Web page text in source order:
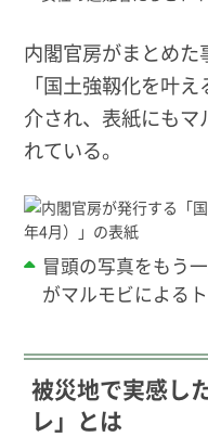
内閣官房がまとめ
「国土強靱化を叶
介され、表紙にもマ
れている。
冒頭の写真をもう
がマルモビによる
被災地で実感し
レ」とは